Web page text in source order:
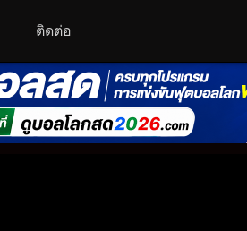
ติดต่อ